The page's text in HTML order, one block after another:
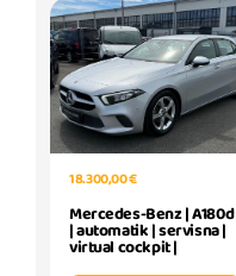
18.300,00 €
Mercedes-Benz | A180d
| automatik | servisna |
virtual cockpit |